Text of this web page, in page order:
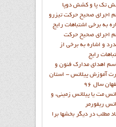
تک پا و کشش دوپا
اجراي صحيح حرکت تيزرو
به برخي اشتباهات رايج
اجراي صحيح حرکت
و اشاره به برخي از
رايج
اهدای مدارک فنون و
آموزش پیلاتس - استان
سال 96
مت یا پیلاتس زمینی، و
ریفورمر
مطلب در ديگر بخشها برا